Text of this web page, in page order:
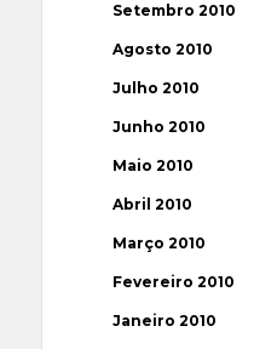
Setembro 2010
Agosto 2010
Julho 2010
Junho 2010
Maio 2010
Abril 2010
Março 2010
Fevereiro 2010
Janeiro 2010